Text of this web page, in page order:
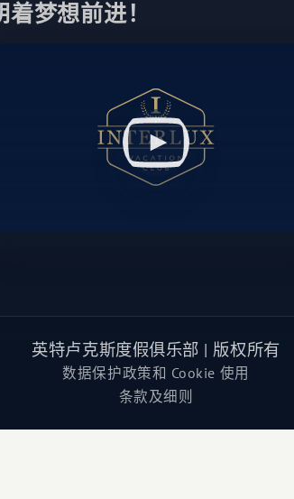
着梦想前进！
英特卢克斯度假俱乐部 | 版权所有
数据保护政策和 Cookie 使用
条款及细则